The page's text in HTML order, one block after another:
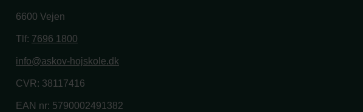
6600 Vejen
Tlf: 7696 1800
info@askov-hojskole.dk
CVR: 38117416
EAN nr: 5790002491382